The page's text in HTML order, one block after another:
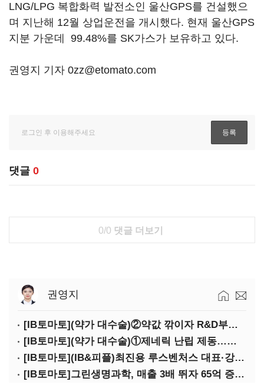
LNG/LPG 복합화력 발전소인 울산GPS를 건설했으
며 지난해 12월 상업운전을 개시했다. 현재 울산GPS
지분 가운데 99.48%를 SK가스가 보유하고 있다.
권영지 기자 0zz@etomato.com
댓글 0
0/0 댓글 더보기
권영지
[IB토마토](약가 대수술)②약값 깎이자 R&D부터 축소…제약업계 비상경영 돌입
[IB토마토](약가 대수술)①제네릭 난립 제동…중소 제약사 수익성 비상
[IB토마토](IB&피플)최진용 루스벤처스 대표·강승순 이사
[IB토마토]그린생명과학, 매출 3배 뛰자 65억 증설…상위 2곳 의존도 82%